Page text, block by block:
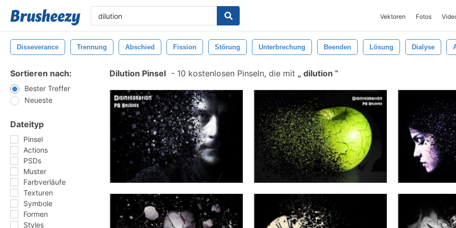
Vektoren Fotos
Disseverance Trennung Abschied Fission Störung Unterbrechung Beenden Lösung Dialyse
Sortieren nach:
Bester Treffer
Neueste
Dateityp
Pinsel
Actions
PSDs
Muster
Farbverläufe
Texturen
Symbole
Formen
Styles
Dilution Pinsel - 10 kostenlosen Pinseln, die mit dilution